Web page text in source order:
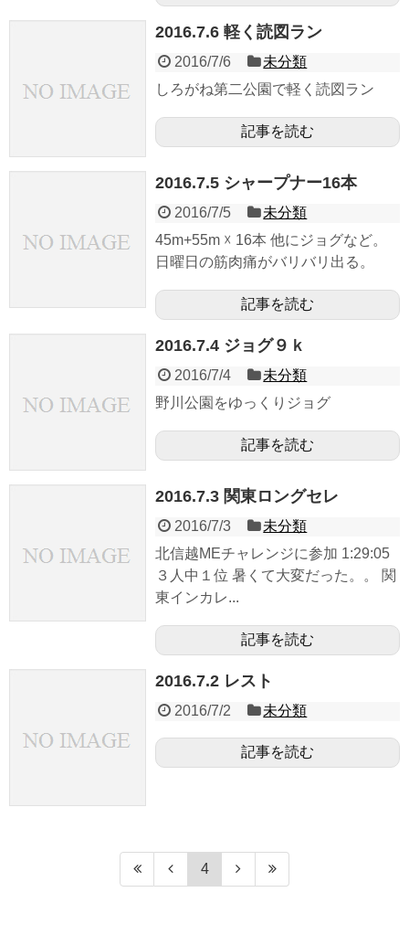
2016.7.6 軽く読図ラン
2016/7/6
未分類
しろがね第二公園で軽く読図ラン
記事を読む
2016.7.5 シャープナー16本
2016/7/5
未分類
45m+55m ☓ 16本 他にジョグなど。
日曜日の筋肉痛がバリバリ出る。
記事を読む
2016.7.4 ジョグ９ｋ
2016/7/4
未分類
野川公園をゆっくりジョグ
記事を読む
2016.7.3 関東ロングセレ
2016/7/3
未分類
北信越MEチャレンジに参加 1:29:05
３人中１位 暑くて大変だった。。 関
東インカレ...
記事を読む
2016.7.2 レスト
2016/7/2 未分類
記事を読む
4